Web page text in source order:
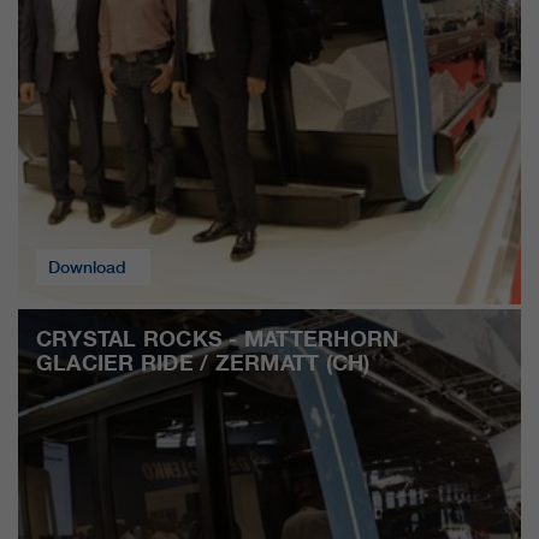
Download
CRYSTAL ROCKS - MATTERHORN
GLACIER RIDE / ZERMATT (CH)
qui nous aident à améliorer nos
sites Internet / nos applications.
Ces informations sont également
transmises à nos clients /
partenaires.